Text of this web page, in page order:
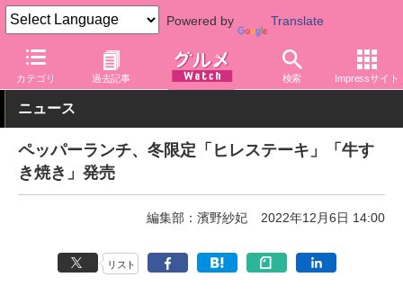
Powered by Translate
カテゴリ 過去記事 検索 Impressサイト
グルメ Watch 店舗 レストラン
ニュース
ペッパーランチ、冬限定「ヒレステーキ」「牛す
き焼き」発売
編集部：濱野紗妃 2022年12月6日 14:00
リスト